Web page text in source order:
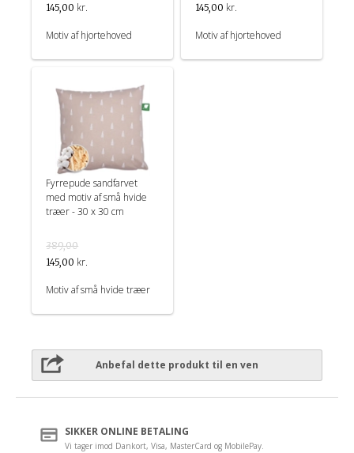
145,00 kr.
Motiv af hjortehoved
145,00 kr.
Motiv af hjortehoved
Fyrrepude sandfarvet
med motiv af små hvide
træer - 30 x 30 cm
389,00
145,00 kr.
Motiv af små hvide træer
Anbefal dette produkt til en ven
SIKKER ONLINE BETALING
Vi tager imod Dankort, Visa, MasterCard og MobilePay.